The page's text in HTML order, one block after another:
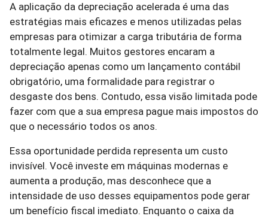
A aplicação da depreciação acelerada é uma das
estratégias mais eficazes e menos utilizadas pelas
empresas para otimizar a carga tributária de forma
totalmente legal. Muitos gestores encaram a
depreciação apenas como um lançamento contábil
obrigatório, uma formalidade para registrar o
desgaste dos bens. Contudo, essa visão limitada pode
fazer com que a sua empresa pague mais impostos do
que o necessário todos os anos.
Essa oportunidade perdida representa um custo
invisível. Você investe em máquinas modernas e
aumenta a produção, mas desconhece que a
intensidade de uso desses equipamentos pode gerar
um benefício fiscal imediato. Enquanto o caixa da